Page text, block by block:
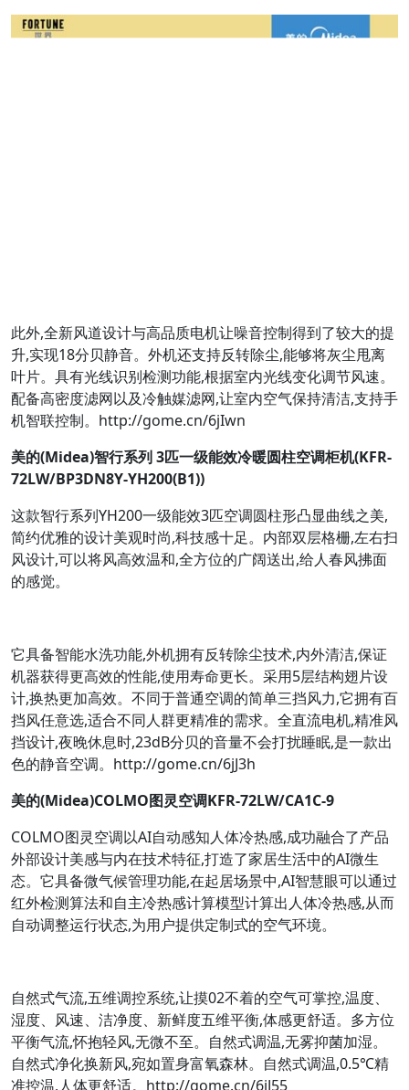
此外,全新风道设计与高品质电机让噪音控制得到了较大的提
升,实现18分贝静音。外机还支持反转除尘,能够将灰尘甩离
叶片。具有光线识别检测功能,根据室内光线变化调节风速。
配备高密度滤网以及冷触媒滤网,让室内空气保持清洁,支持手
机智联控制。http://gome.cn/6jIwn
美的(Midea)智行系列 3匹一级能效冷暖圆柱空调柜机(KFR-
72LW/BP3DN8Y-YH200(B1))
这款智行系列YH200一级能效3匹空调圆柱形凸显曲线之美,
简约优雅的设计美观时尚,科技感十足。内部双层格栅,左右扫
风设计,可以将风高效温和,全方位的广阔送出,给人春风拂面
的感觉。
它具备智能水洗功能,外机拥有反转除尘技术,内外清洁,保证
机器获得更高效的性能,使用寿命更长。采用5层结构翅片设
计,换热更加高效。不同于普通空调的简单三挡风力,它拥有百
挡风任意选,适合不同人群更精准的需求。全直流电机,精准风
挡设计,夜晚休息时,23dB分贝的音量不会打扰睡眠,是一款出
色的静音空调。http://gome.cn/6jJ3h
美的(Midea)COLMO图灵空调KFR-72LW/CA1C-9
COLMO图灵空调以AI自动感知人体冷热感,成功融合了产品
外部设计美感与内在技术特征,打造了家居生活中的AI微生
态。它具备微气候管理功能,在起居场景中,AI智慧眼可以通过
红外检测算法和自主冷热感计算模型计算出人体冷热感,从而
自动调整运行状态,为用户提供定制式的空气环境。
自然式气流,五维调控系统,让摸02不着的空气可掌控,温度、
湿度、风速、洁净度、新鲜度五维平衡,体感更舒适。多方位
平衡气流,怀抱轻风,无微不至。自然式调温,无雾抑菌加湿。
自然式净化换新风,宛如置身富氧森林。自然式调温,0.5℃精
准控温,人体更舒适。http://gome.cn/6jJ55